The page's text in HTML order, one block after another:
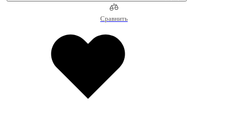
Сравнить